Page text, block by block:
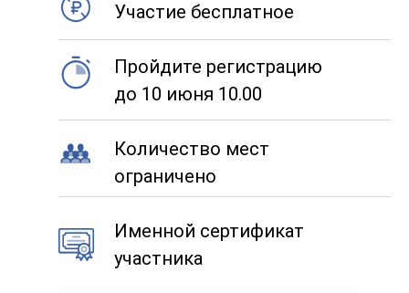
Участие бесплатное
Пройдите регистрацию
до 10 июня 10.00
Количество мест
ограничено
Именной сертификат
участника